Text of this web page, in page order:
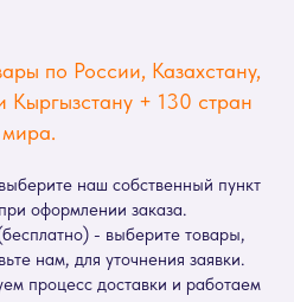
по России, Казахстану,
Кыргызстану + 130 стран
мира.
наш собственный пункт
оформлении заказа.
- выберите товары,
нам, для уточнения заявки.
процесс доставки и работаем